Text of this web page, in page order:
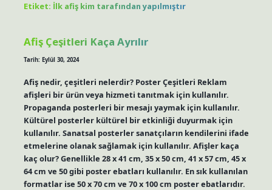
Etiket: İlk afiş kim tarafından yapılmıştır
Afiş Çeşitleri Kaça Ayrılır
Tarih: Eylül 30, 2024
Afiş nedir, çeşitleri nelerdir? Poster Çeşitleri Reklam
afişleri bir ürün veya hizmeti tanıtmak için kullanılır.
Propaganda posterleri bir mesajı yaymak için kullanılır.
Kültürel posterler kültürel bir etkinliği duyurmak için
kullanılır. Sanatsal posterler sanatçıların kendilerini ifade
etmelerine olanak sağlamak için kullanılır. Afişler kaça
kaç olur? Genellikle 28 x 41 cm, 35 x 50 cm, 41 x 57 cm, 45 x
64 cm ve 50 gibi poster ebatları kullanılır. En sık kullanılan
formatlar ise 50 x 70 cm ve 70 x 100 cm poster ebatlarıdır.